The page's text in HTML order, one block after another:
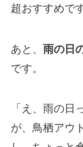
超おすすめで
あと、 雨の日
です。
「え、雨の日
が、鳥栖アウ